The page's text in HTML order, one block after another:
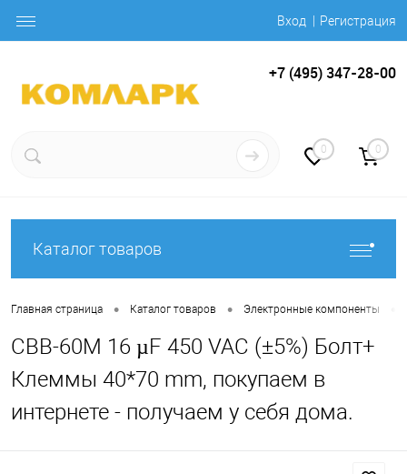
Вход Регистрация
+7 (495) 347-28-00
0 0
Каталог товаров
Главная страница • Каталог товаров • Электронные компоненты
CBB-60M 16 µF 450 VAC (±5%) Болт+
Клеммы 40*70 mm, покупаем в
интернете - получаем у себя дома.